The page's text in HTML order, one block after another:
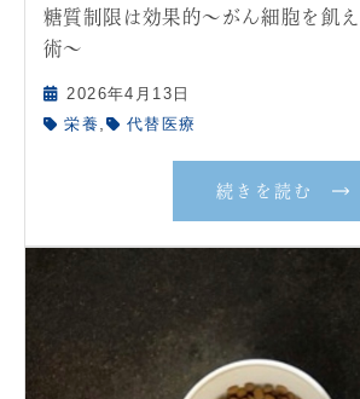
糖質制限は効果的〜がん細胞を飢
術〜
2026年4月13日
栄養, 代替医療
続きを読む